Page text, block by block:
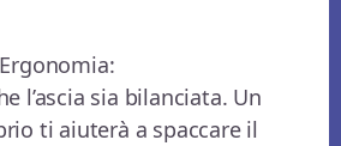
l’ascia sia bilanciata. Un
ti aiuterà a spaccare il